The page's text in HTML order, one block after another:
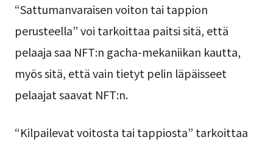
“Sattumanvaraisen voiton tai tappion
perusteella” voi tarkoittaa paitsi sitä, että
pelaaja saa NFT:n gacha-mekaniikan kautta,
myös sitä, että vain tietyt pelin läpäisseet
pelaajat saavat NFT:n.
“Kilpailevat voitosta tai tappiosta” tarkoittaa